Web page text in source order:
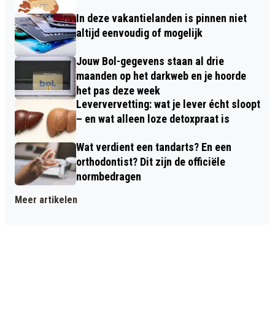
In deze vakantielanden is pinnen niet
altijd eenvoudig of mogelijk
Jouw Bol-gegevens staan al drie
maanden op het darkweb en je hoorde
het pas deze week
Leververvetting: wat je lever écht sloopt
– en wat alleen loze detoxpraat is
Wat verdient een tandarts? En een
orthodontist? Dit zijn de officiële
normbedragen
Meer artikelen